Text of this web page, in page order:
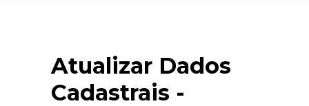
Atualizar Dados
Cadastrais -